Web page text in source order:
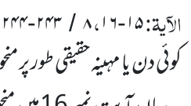
الآیۃ:۱۵-۱۶،۸ / ۲۴۳-۲۴۴
کوئی دن یا مہینہ حقیقی طور